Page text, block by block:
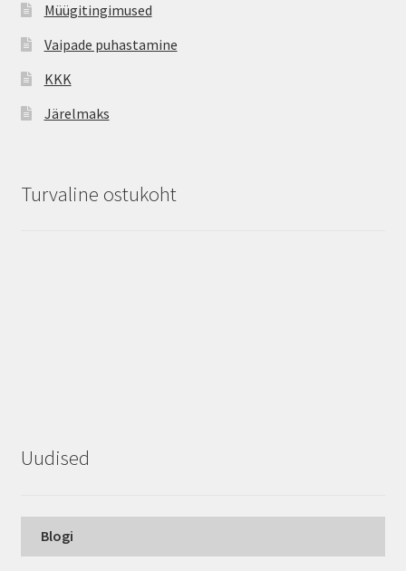
Müügitingimused
Vaipade puhastamine
KKK
Järelmaks
Turvaline ostukoht
Uudised
Blogi